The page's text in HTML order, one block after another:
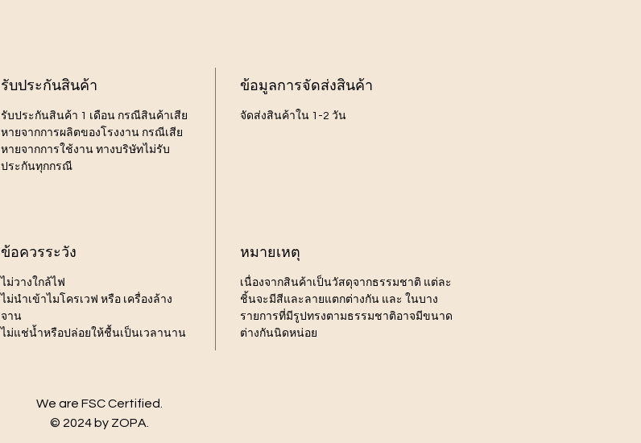
รับประกันสินค้า
รับประกันสินค้า 1 เดือน กรณีสินค้าเสีย
หายจากการผลิตของโรงงาน กรณีเสีย
หายจากการใช้งาน ทางบริษัทไม่รับ
ประกันทุกกรณี
ข้อมูลการจัดส่งสินค้า
จัดส่งสินค้าใน 1-2 วัน
ข้อควรระวัง
ไม่วางใกล้ไฟ
ไม่นำเข้าไมโครเวฟ หรือ เครื่องล้าง
จาน
ไม่แช่น้ำหรือปล่อยให้ชื้นเป็นเวลานาน
หมายเหตุ
เนื่องจากสินค้าเป็นวัสดุจากธรรมชาติ แต่ละ
ชิ้นจะมีสีและลายแตกต่างกัน และ ในบาง
รายการที่มีรูปทรงตามธรรมชาติอาจมีขนาด
ต่างกันนิดหน่อย
We are FSC Certified.
© 2024 by ZOPA.